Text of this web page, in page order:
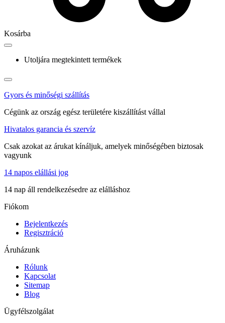
Kosárba
Utoljára megtekintett termékek
Gyors és minőségi szállítás
Cégünk az ország egész területére kiszállítást vállal
Hivatalos garancia és szervíz
Csak azokat az árukat kínáljuk, amelyek minőségében biztosak
vagyunk
14 napos elállási jog
14 nap áll rendelkezésedre az elálláshoz
Fiókom
Bejelentkezés
Regisztráció
Áruházunk
Rólunk
Kapcsolat
Sitemap
Blog
Ügyfélszolgálat